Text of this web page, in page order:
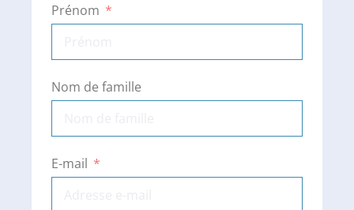
Prénom
Nom de famille
E-mail